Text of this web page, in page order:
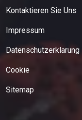
Kontaktieren Sie Uns
Impressum
Datenschutzerklarung
Cookie
Sitemap